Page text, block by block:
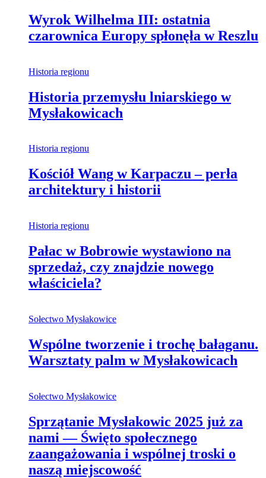
Wyrok Wilhelma III: ostatnia
czarownica Europy spłonęła w Reszlu
Historia regionu
Historia przemysłu lniarskiego w
Mysłakowicach
Historia regionu
Kościół Wang w Karpaczu – perła
architektury i historii
Historia regionu
Pałac w Bobrowie wystawiono na
sprzedaż, czy znajdzie nowego
właściciela?
Sołectwo Mysłakowice
Wspólne tworzenie i trochę bałaganu.
Warsztaty palm w Mysłakowicach
Sołectwo Mysłakowice
Sprzątanie Mysłakowic 2025 już za
nami — Święto społecznego
zaangażowania i wspólnej troski o
naszą miejscowość